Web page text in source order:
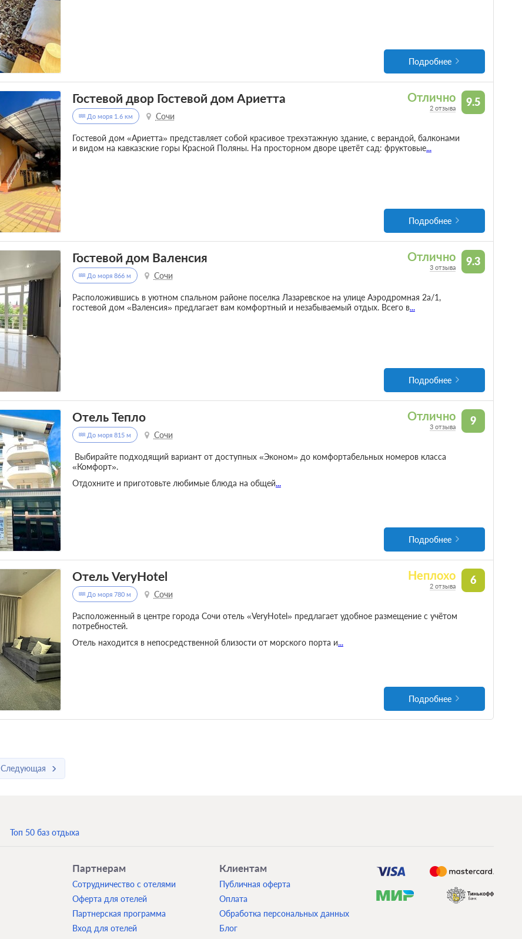
Подробнее
9.5
Отлично
2 отзыва
Гостевой двор Гостевой дом Ариетта
До моря 1.6 км Сочи
Гостевой дом «Ариетта» представляет собой красивое трехэтажную здание, с верандой, балконами
и видом на кавказские горы Красной Поляны. На просторном дворе цветёт сад: фруктовые...
Подробнее
9.3
Отлично
3 отзыва
Гостевой дом Валенсия
До моря 866 м Сочи
Расположившись в уютном спальном районе поселка Лазаревское на улице Аэродромная 2а/1,
гостевой дом «Валенсия» предлагает вам комфортный и незабываемый отдых. Всего в...
Подробнее
9
Отлично
3 отзыва
Отель Тепло
До моря 815 м Сочи
Выбирайте подходящий вариант от доступных «Эконом» до комфортабельных номеров класса
«Комфорт».
Отдохните и приготовьте любимые блюда на общей...
Подробнее
6
Неплохо
2 отзыва
Отель VeryHotel
До моря 780 м Сочи
Расположенный в центре города Сочи отель «VeryHotel» предлагает удобное размещение с учётом
потребностей.
Отель находится в непосредственной близости от морского порта и...
Подробнее
Следующая
Топ 50 баз отдыха
Партнерам
Сотрудничество с отелями
Оферта для отелей
Партнерская программа
Вход для отелей
Клиентам
Публичная оферта
Оплата
Обработка персональных данных
Блог